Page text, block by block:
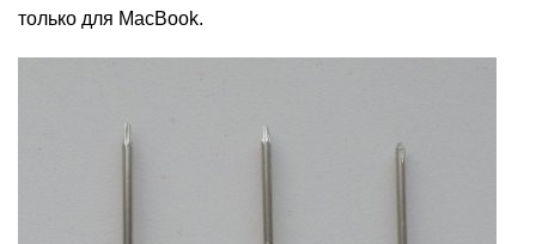
только для MacBook.